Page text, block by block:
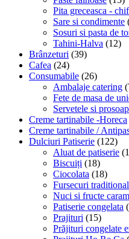
Pita greceasca -
Sare si condimente
Sosuri si pasta de
Tahini-Halva (12)
Brânzeturi (39)
Cafea (24)
Consumabile (26)
Ambalaje catering
Fete de masa de
Servetele si
Creme tartinabile -Horeca
Creme tartinabile /
Dulciuri Patiserie (122)
Aluat de patiserie
Biscuiți (18)
Ciocolata (18)
Fursecuri
Nuci si fructe
Patiserie congelata
Prajituri (15)
Prăjituri congelate